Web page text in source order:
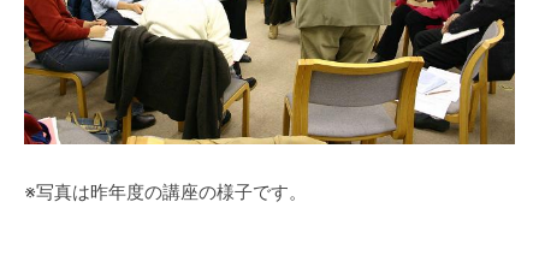
※写真は昨年度の講座の様子です。